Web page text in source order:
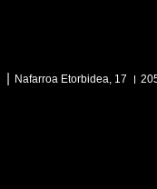
Nafarroa Etorbidea, 17